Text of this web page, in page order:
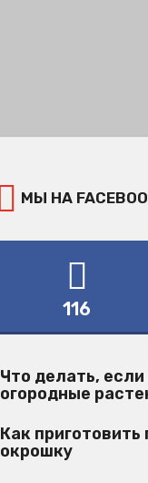
МЫ НА
116
Что делать,
огородные
Как приготовить
окрошку